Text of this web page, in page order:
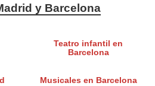
y Barcelona
Teatro infantil en
Barcelona
Musicales en Barcelona